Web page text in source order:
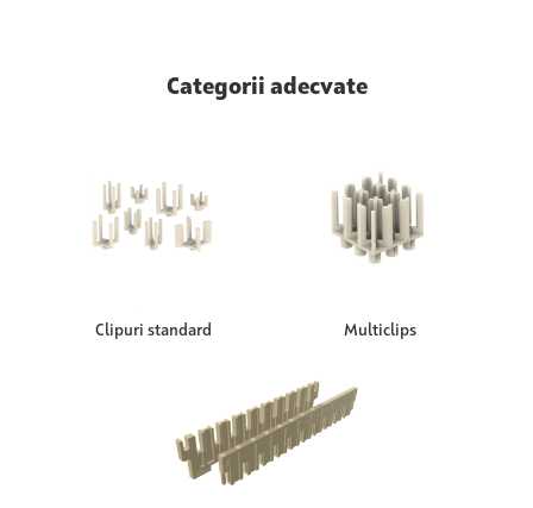
Categorii adecvate
Clipuri standard Multiclips